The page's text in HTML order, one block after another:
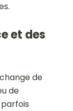
et des
de
de